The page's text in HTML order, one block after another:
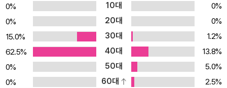
0% 10대
0%
0%
20대
0%
15.0%
30대
1.2%
62.5%
40대
13.8%
0%
50대
5.0%
0%
60대
2.5%